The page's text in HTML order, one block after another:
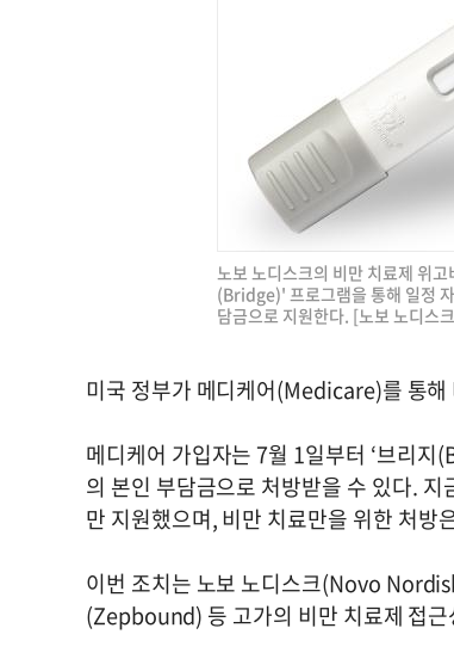
노보 노디스크의 비만 치료제 위
(Bridge)' 프로그램을 통해 일정
담금으로 지원한다. [노보 노디스
미국 정부가 메디케어(Medicare)를 통
메디케어 가입자는 7월 1일부터 ‘브리지
의 본인 부담금으로 처방받을 수 있다.
만 지원했으며, 비만 치료만을 위한 처방
이번 조치는 노보 노디스크(Novo
(Zepbound) 등 고가의 비만 치료제 접